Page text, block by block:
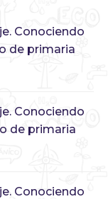
Conociendo
de primaria
Conociendo
de primaria
Conociendo